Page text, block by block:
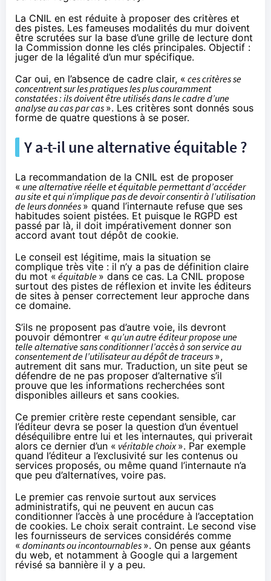
La CNIL en est réduite à proposer des critères et
des pistes. Les fameuses modalités du mur doivent
être scrutées sur la base d’une grille de lecture dont
la Commission donne les clés principales. Objectif :
juger de la légalité d’un mur spécifique.
Car oui, en l’absence de cadre clair, « ces critères se
concentrent sur les pratiques les plus couramment
constatées : ils doivent être utilisés dans le cadre d’une
analyse au cas par cas ». Les critères sont donnés sous
forme de quatre questions à se poser.
Y a-t-il une alternative équitable ?
La recommandation de la CNIL est de proposer
« une alternative réelle et équitable permettant d’accéder
au site et qui n’implique pas de devoir consentir à l’utilisation
de leurs données » quand l’internaute refuse que ses
habitudes soient pistées. Et puisque le RGPD est
passé par là, il doit impérativement donner son
accord avant tout dépôt de cookie.
Le conseil est légitime, mais la situation se
complique très vite : il n’y a pas de définition claire
du mot « équitable » dans ce cas. La CNIL propose
surtout des pistes de réflexion et invite les éditeurs
de sites à penser correctement leur approche dans
ce domaine.
S’ils ne proposent pas d’autre voie, ils devront
pouvoir démontrer « qu’un autre éditeur propose une
telle alternative sans conditionner l’accès à son service au
consentement de l’utilisateur au dépôt de traceurs »,
autrement dit sans mur. Traduction, un site peut se
défendre de ne pas proposer d’alternative s’il
prouve que les informations recherchées sont
disponibles ailleurs et sans cookies.
Ce premier critère reste cependant sensible, car
l’éditeur devra se poser la question d’un éventuel
déséquilibre entre lui et les internautes, qui priverait
alors ce dernier d’un « véritable choix». Par exemple
quand l’éditeur a l’exclusivité sur les contenus ou
services proposés, ou même quand l’internaute n’a
que peu d’alternatives, voire pas.
Le premier cas renvoie surtout aux services
administratifs, qui ne peuvent en aucun cas
conditionner l’accès à une procédure à l’acceptation
de cookies. Le choix serait contraint. Le second vise
les fournisseurs de services considérés comme
« dominants ou incontournables ». On pense aux géants
du web, et notamment à Google qui a largement
révisé sa bannière il y a peu.